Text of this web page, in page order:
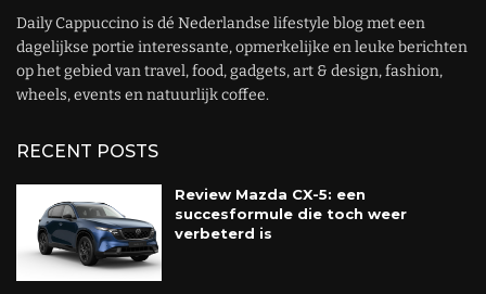
Daily Cappuccino is dé Nederlandse lifestyle blog met een
dagelijkse portie interessante, opmerkelijke en leuke berichten
op het gebied van travel, food, gadgets, art & design, fashion,
wheels, events en natuurlijk coffee.
RECENT POSTS
Review Mazda CX-5: een
succesformule die toch weer
verbeterd is